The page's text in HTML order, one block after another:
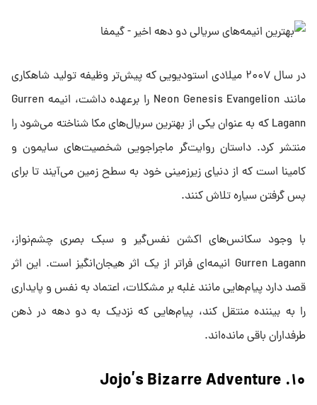
در سال ۲۰۰۷ میلادی استودیویی که پیش‌تر وظیفه تولید شاهکاری
مانند Neon Genesis Evangelion را برعهده داشت، انیمه Gurren
Lagann که به عنوان یکی از بهترین سریال‌های مکا شناخته می‌شود را
منتشر کرد. داستان روایت‌گر ماجراجویی شخصیت‌های سایمون و
کامینا است که از دنیای زیرزمینی خود به سطح زمین می‌آیند تا برای
پس گرفتن سیاره تلاش کنند.
با وجود سکانس‌های اکشن نفس‌گیر و سبک بصری چشم‌نواز،
Gurren Lagann انیمه‌ای فراتر از یک اثر هیجان‌انگیز است. این اثر
قصد دارد پیام‌هایی مانند غلبه بر مشکلات، اعتماد به نفس و پایداری
را به بیننده منتقل کند، پیام‌هایی که نزدیک به دو دهه در ذهن
طرفداران باقی مانده‌اند.
۱۰. Jojo’s Bizarre Adventure